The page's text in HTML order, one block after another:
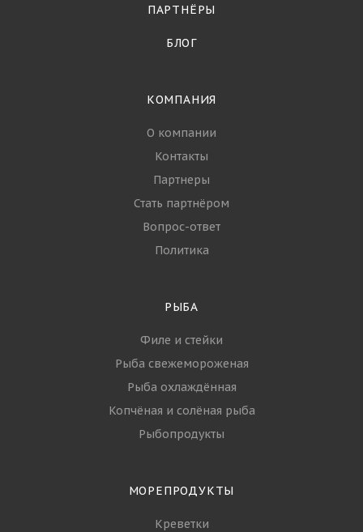
ПАРТНЁРЫ
БЛОГ
КОМПАНИЯ
О компании
Контакты
Партнеры
Стать партнёром
Вопрос-ответ
Политика
РЫБА
Филе и стейки
Рыба свежемороженая
Рыба охлаждённая
Копчёная и солёная рыба
Рыбопродукты
МОРЕПРОДУКТЫ
Креветки